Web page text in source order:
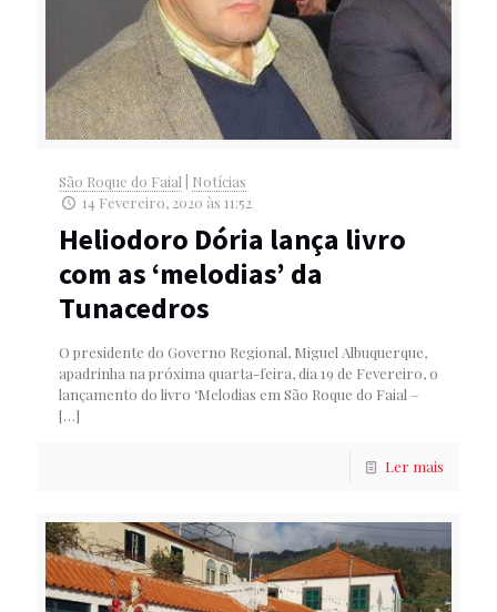
São Roque do Faial
Notícias
14 Fevereiro, 2020 às 11:52
Heliodoro Dória lança livro
com as ‘melodias’ da
Tunacedros
O presidente do Governo Regional, Miguel Albuquerque,
apadrinha na próxima quarta-feira, dia 19 de Fevereiro, o
lançamento do livro ‘Melodias em São Roque do Faial –
[…]
Ler mais